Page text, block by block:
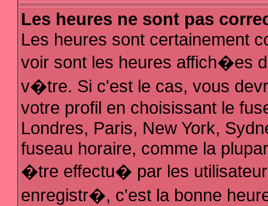
Les heures ne sont pas
Les heures sont certainement
voir sont les heures affich�es
v�tre. Si c'est le cas, vous
votre profil en choisissant le
Londres, Paris, New York,
fuseau horaire, comme la
�tre effectu� par les
enregistr�, c'est la bonne